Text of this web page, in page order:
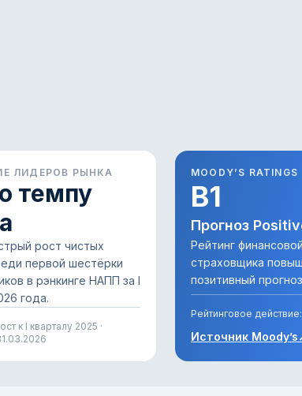
ЛИДЕРОВ РЫНКА
темпу
рост чистых
первой шестёрки
в рэнкинге НАПП за I
года.
к I кварталу 2025 ·
MOODY’S RATINGS
B1
Прогноз
Рейтинг
страховщика
позитивный
Рейтинговое действие:
Источник Moody’s